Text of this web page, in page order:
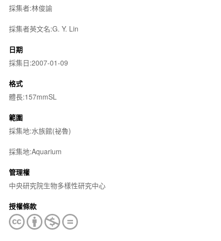
採集者:林俊諭
採集者英文名:G. Y. Lin
日期
採集日:2007-01-09
格式
體長:157mmSL
範圍
採集地:水族館(祕魯)
採集地:Aquarium
管理權
中央研究院生物多樣性研究中心
授權條款